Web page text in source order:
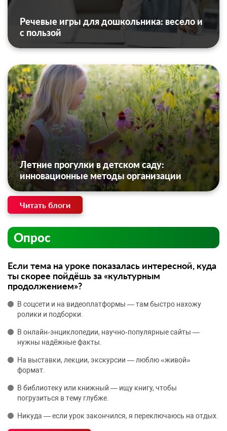
Речевые игры для дошкольника: весело и
с пользой
Летние прогулки в детском саду:
инновационные методы организации
Читать блоги
Опрос
Если тема на уроке показалась интересной, куда
ты скорее пойдёшь за «культурным
продолжением»?
В соцсети и на видеоплатформы — там быстро нахожу
ролики и подборки.
В онлайн‑энциклопедии, научно‑популярные сайты —
нужны надёжные факты.
На выставки, лекции, экскурсии — люблю «живой»
формат.
В библиотеку или книжный — ищу книгу, чтобы
погрузиться в тему глубже.
Никуда — если урок закончился, я переключаюсь на отдых.